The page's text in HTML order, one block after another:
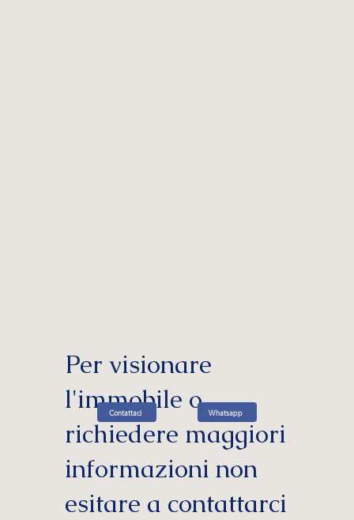
Per visionare
l'immobile o
richiedere maggiori
informazioni non
esitare a contattarci
Contattaci Whatsapp